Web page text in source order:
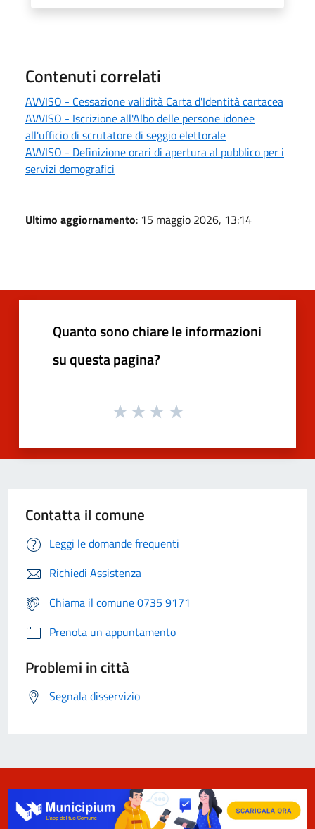
Contenuti correlati
AVVISO - Cessazione validità Carta d'Identità cartacea
AVVISO - Iscrizione all'Albo delle persone idonee
all'ufficio di scrutatore di seggio elettorale
AVVISO - Definizione orari di apertura al pubblico per i
servizi demografici
Ultimo aggiornamento: 15 maggio 2026, 13:14
Quanto sono chiare le informazioni
su questa pagina?
Contatta il comune
Leggi le domande frequenti
Richiedi Assistenza
Chiama il comune 0735 9171
Prenota un appuntamento
Problemi in città
Segnala disservizio